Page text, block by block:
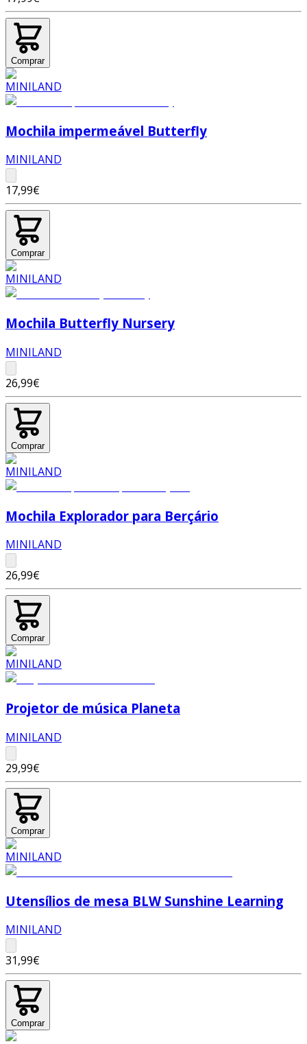
Comprar
Mochila impermeável Butterfly
MINILAND
17,99€
Comprar
Mochila Butterfly Nursery
MINILAND
26,99€
Comprar
Mochila Explorador para Berçário
MINILAND
26,99€
Comprar
Projetor de música Planeta
MINILAND
29,99€
Comprar
Utensílios de mesa BLW Sunshine Learning
MINILAND
31,99€
Comprar